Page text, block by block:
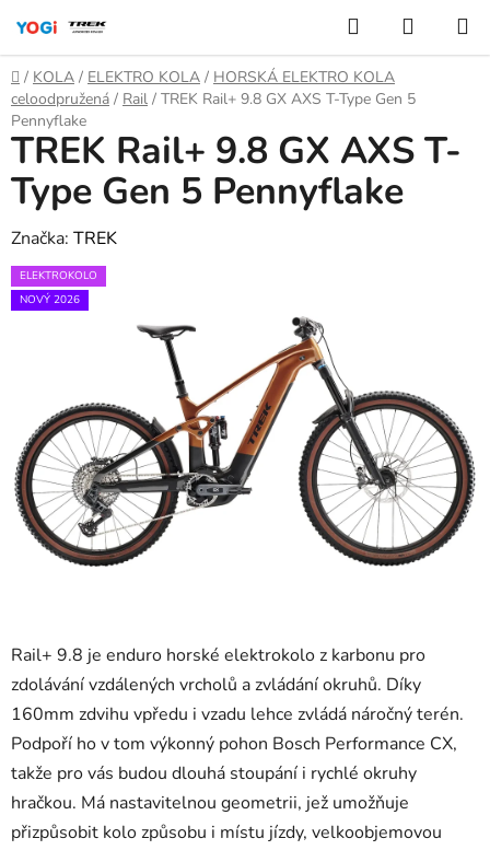
obsah
Hledat
KOŠÍK
Domů
/ KOLA / ELEKTRO KOLA / HORSKÁ ELEKTRO KOLA
celoodpružená / Rail / TREK Rail+ 9.8 GX AXS T-Type Gen 5
Pennyflake
Rail+ 9.8 je enduro horské elektrokolo z karbonu pro
zdolávání vzdálených vrcholů a zvládání okruhů. Díky
160mm zdvihu vpředu i vzadu lehce zvládá náročný terén.
Podpoří ho v tom výkonný pohon Bosch Performance CX,
takže pro vás budou dlouhá stoupání i rychlé okruhy
hračkou. Má nastavitelnou geometrii, jež umožňuje
přizpůsobit kolo způsobu i místu jízdy, velkoobjemovou
TREK Rail+ 9.8 GX AXS T-
Type Gen 5 Pennyflake
Značka: TREK
ELEKTROKOLO
NOVÝ 2026